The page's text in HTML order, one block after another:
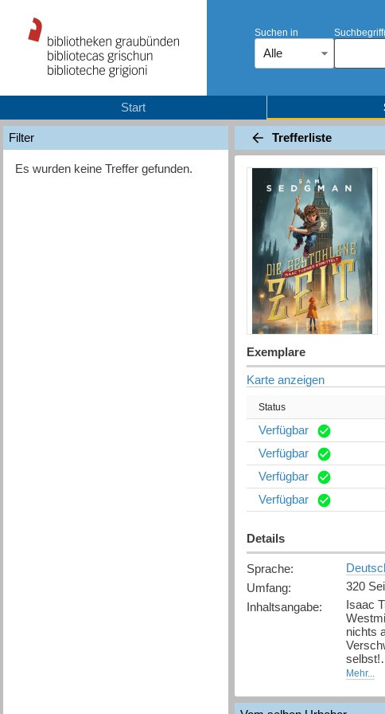
Suchen in
Alle
Start
Filter
Es wurden keine Treffer gefunden.
Trefferliste
Exemplare
Karte anzeigen
Status
Verfügbar
Verfügbar
Verfügbar
Verfügbar
Details
Sprache:
Umfang:
320
Inhaltsangabe:
Isaac
nichts
selbst!
immer
Mehr...